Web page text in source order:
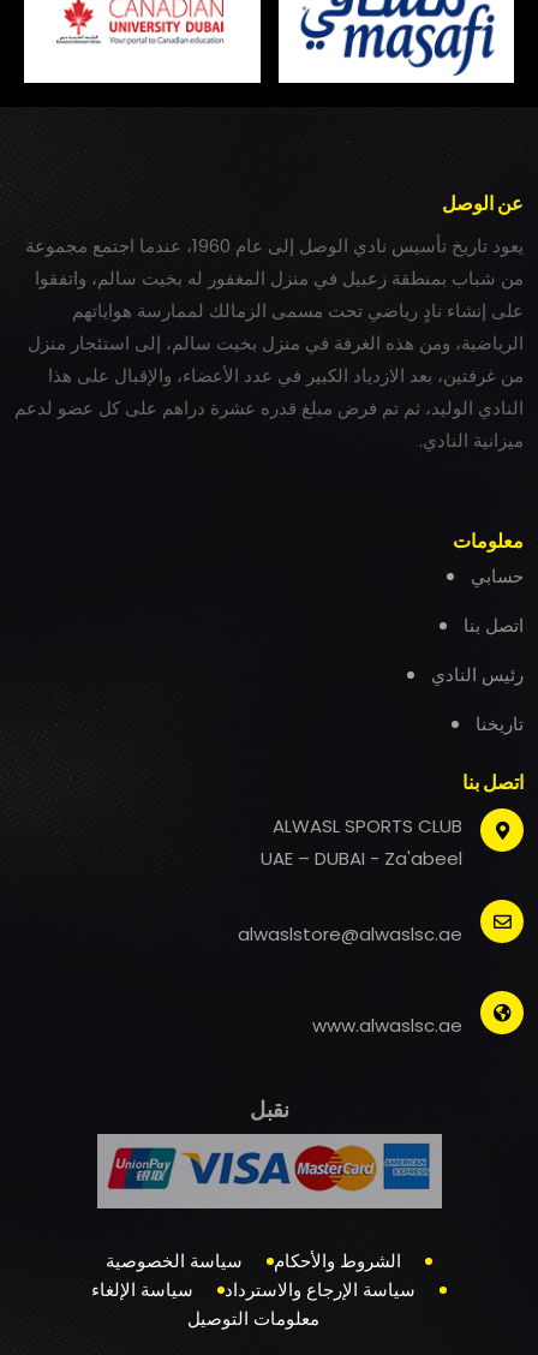
عن الوصل
يعود تاريخ تأسيس نادي الوصل إلى عام 1960، عندما اجتمع مجموعة
من شباب بمنطقة زعبيل في منزل المغفور له بخيت سالم، واتفقوا
على إنشاء نادٍ رياضي تحت مسمى الزمالك لممارسة هواياتهم
الرياضية، ومن هذه الغرفة في منزل بخيت سالم، إلى استئجار منزل
من غرفتين، بعد الازدياد الكبير في عدد الأعضاء، والإقبال على هذا
النادي الوليد، ثم تم فرض مبلغ قدره عشرة دراهم على كل عضو لدعم
ميزانية النادي.
معلومات
حسابي
اتصل بنا
رئيس النادي
تاريخنا
اتصل بنا
ALWASL SPORTS CLUB
UAE – DUBAI - Za'abeel
alwaslstore@alwaslsc.ae
www.alwaslsc.ae
نقبل
الشروط والأحكام
سياسة الخصوصية
سياسة الإرجاع والاسترداد
سياسة الإلغاء
معلومات التوصيل